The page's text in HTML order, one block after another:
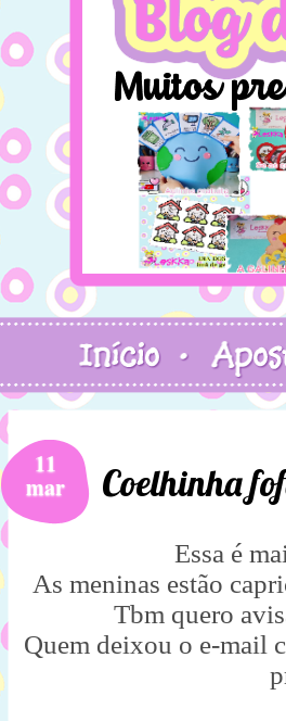
11
mar Coelhinha
Essa é
As meninas estão
Tbm quero
Quem deixou o e-mail